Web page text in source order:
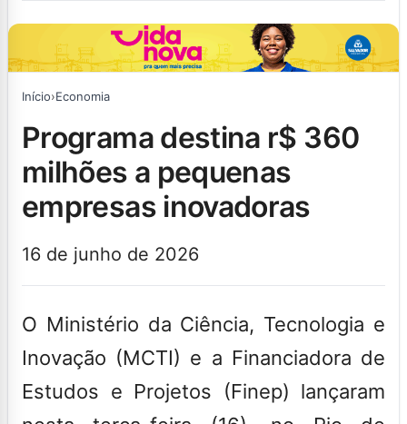
Início›Economia
programa destina r$ 360
milhões a pequenas
empresas inovadoras
16 de junho de 2026
O Ministério da Ciência, Tecnologia e
Inovação (MCTI) e a Financiadora de
Estudos e Projetos (Finep) lançaram